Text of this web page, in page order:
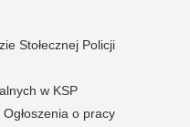
Stołecznej Policji
w KSP
Ogłoszenia o pracy